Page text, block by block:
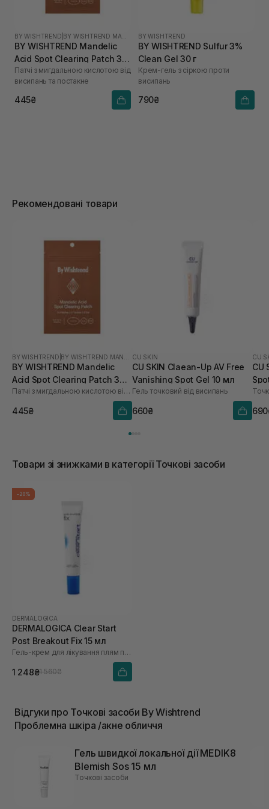
BY WISHTREND
BY WISHTREND Mandelic
Acid Spot Clearing Patch 39
шт
Патчі з мигдальною кислотою від
висипань та постакне
445₴
BY WISHTREND
BY WISHTREND Sulfur 3%
Clean Gel 30 г
Крем-гель з сіркою проти
висипань
790₴
Рекомендовані товари
BY WISHTREND BY WISHTREND MANDELIC ACID
BY WISHTREND Mandelic
Acid Spot Clearing Patch 39
шт
Патчі з мигдальною кислотою від висипань та постакне
445₴
CU SKIN
CU SKIN Claean-Up AV Free
Vanishing Spot Gel 10 мл
Гель точковий від висипань
660₴
CU
CU
Товари зі знижками в категорії Точкові засоби
-20%
DERMALOGICA
DERMALOGICA Clear Start
Post Breakout Fix 15 мл
Гель-крем для лікування плям після висипань
1 248₴1 560₴
Відгуки про Точкові засоби By Wishtrend
Проблемна шкіра /акне обличчя
Гель швидкої локальної дії MEDIK8
Blemish Sos 15 мл
Точкові засоби